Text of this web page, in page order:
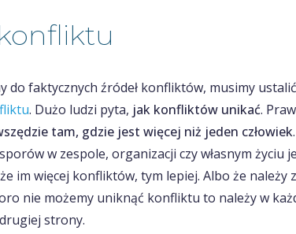
do faktycznych źródeł konfliktów, musimy
. Dużo ludzi pyta, jak konfliktów unikać.
tam, gdzie jest więcej niż jeden człowiek
w zespole, organizacji czy własnym życiu
im więcej konfliktów, tym lepiej. Albo że należy
nie możemy uniknąć konfliktu to należy w
strony.